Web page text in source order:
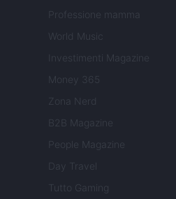
Professione mamma
World Music
Investimenti Magazine
Money 365
Zona Nerd
B2B Magazine
People Magazine
Day Travel
Tutto Gaming